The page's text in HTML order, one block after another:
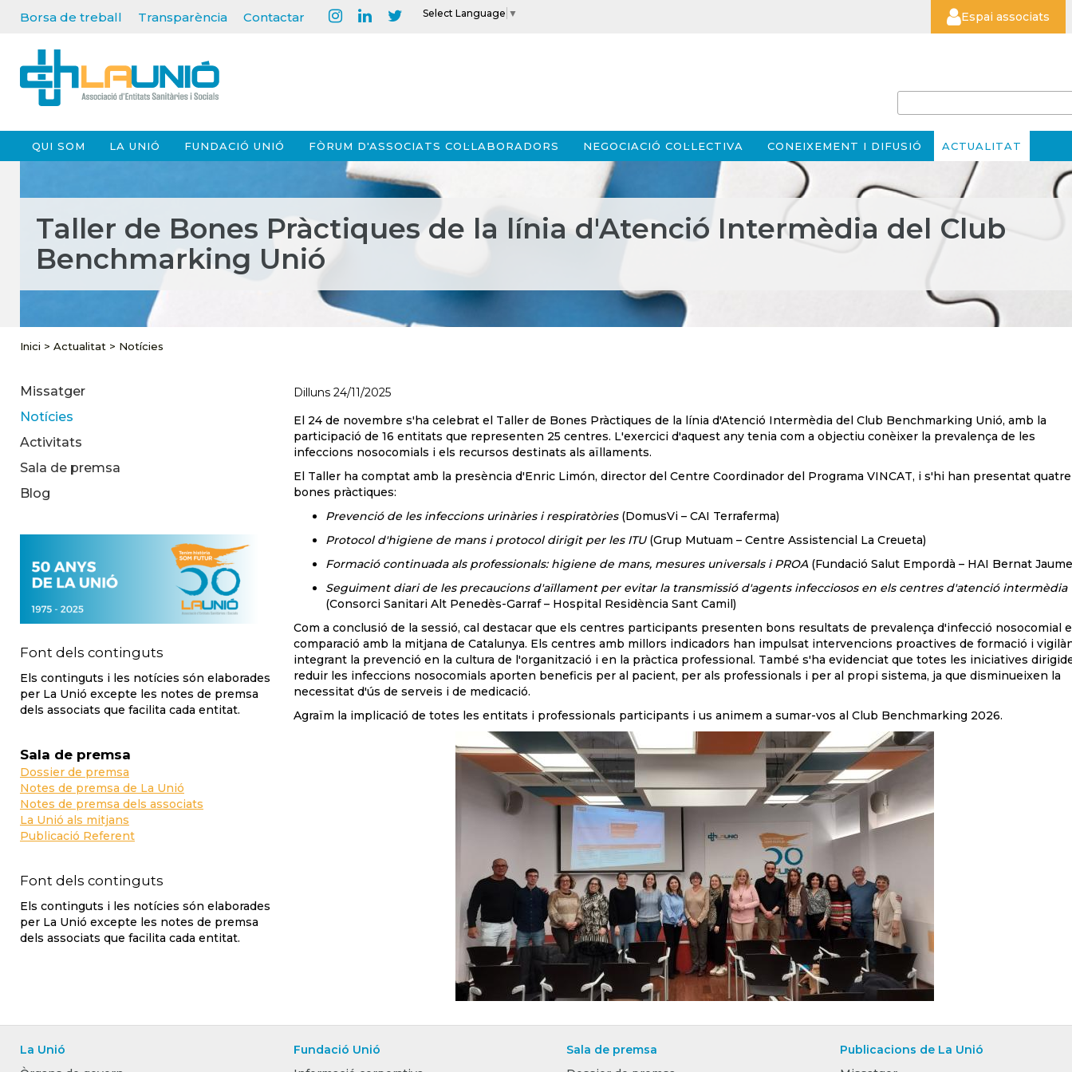
Borsa de treball Transparència Contactar Select Language ▼ Espai associats
QUI SOM LA UNIÓ FUNDACIÓ UNIÓ FÒRUM D'ASSOCIATS COL·LABORADORS NEGOCIACIÓ COL·LECTIVA CONEIXEMENT I DIFUSIÓ ACTUALITAT
Taller de Bones Pràctiques de la línia d'Atenció Intermèdia del Club
Benchmarking Unió
Inici > Actualitat > Notícies
Missatger
Notícies
Activitats
Sala de premsa
Blog
Font dels continguts
Els continguts i les notícies són elaborades
per La Unió excepte les notes de premsa
dels associats que facilita cada entitat.
Sala de premsa
Dossier de premsa
Notes de premsa de La Unió
Notes de premsa dels associats
La Unió als mitjans
Publicació Referent
Font dels continguts
Els continguts i les notícies són elaborades
per La Unió excepte les notes de premsa
dels associats que facilita cada entitat.
Dilluns 24/11/2025
El 24 de novembre s'ha celebrat el Taller de Bones Pràctiques de la línia d'Atenció Intermèdia del Club Benchmarking Unió, amb la
participació de 16 entitats que representen 25 centres. L'exercici d'aquest any tenia com a objectiu conèixer la prevalença de les
infeccions nosocomials i els recursos destinats als aïllaments.
El Taller ha comptat amb la presència d'Enric Limón, director del Centre Coordinador del Programa VINCAT, i s'hi han presentat quatre
bones pràctiques:
Prevenció de les infeccions urinàries i respiratòries(DomusVi – CAI Terraferma)
Protocol d'higiene de mans i protocol dirigit per les ITU(Grup Mutuam – Centre Assistencial La Creueta)
Formació continuada als professionals: higiene de mans, mesures universals i PROA(Fundació Salut Empordà – HAI Bernat
Seguiment diari de les precaucions d'aïllament per evitar la transmissió d'agents infecciosos en els centres d'atenció intermèdia
(Consorci Sanitari Alt Penedès-Garraf – Hospital Residència Sant Camil)
Com a conclusió de la sessió, cal destacar que els centres participants presenten bons resultats de prevalença d'infecció nosocomial
comparació amb la mitjana de Catalunya. Els centres amb millors indicadors han impulsat intervencions proactives de formació i
integrant la prevenció en la cultura de l'organització i en la pràctica professional. També s'ha evidenciat que totes les iniciatives
reduir les infeccions nosocomials aporten beneficis per al pacient, per als professionals i per al propi sistema, ja que disminueixen la
necessitat d'ús de serveis i de medicació.
Agraïm la implicació de totes les entitats i professionals participants i us animem a sumar-vos al Club Benchmarking 2026.
La Unió
Fundació Unió
Sala de premsa
Publicacions de La Unió